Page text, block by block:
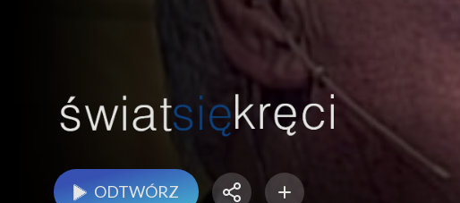
ODTWÓRZ